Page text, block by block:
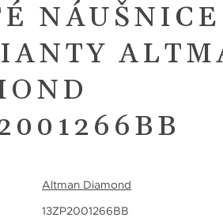
NÁUŠNICE
Altman Diamond
13ZP2001266BB